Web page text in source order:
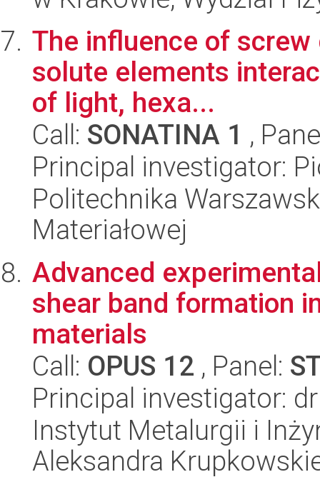
The influence of
solute elements
of light, hexa...
Call: SONATINA 1 ,
Principal investigator:
Politechnika
Materiałowej
Advanced
shear band formation
materials
Call: OPUS 12 , Panel:
Principal investigator:
Instytut Metalurgii i
Aleksandra